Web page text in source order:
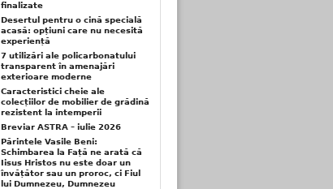
finalizate
Desertul pentru o cină specială
acasă: opțiuni care nu necesită
experiență
7 utilizări ale policarbonatului
transparent în amenajări
exterioare moderne
Caracteristici cheie ale
colecțiilor de mobilier de grădină
rezistent la intemperii
Breviar ASTRA – iulie 2026
Părintele Vasile Beni:
Schimbarea la Față ne arată că
Iisus Hristos nu este doar un
învățător sau un proroc, ci Fiul
lui Dumnezeu, Dumnezeu